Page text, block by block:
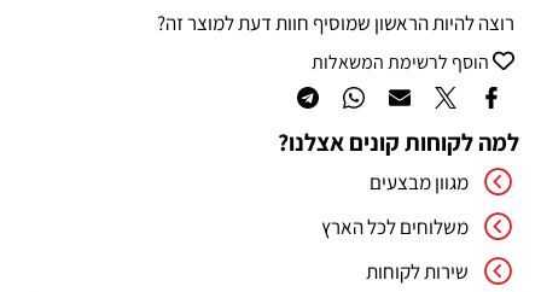
רוצה להיות הראשון שמוסיף חוות דעת למוצר זה?
הוסף לרשימת המשאלות
למה לקוחות קונים אצלנו?
מגוון מבצעים
משלוחים לכל הארץ
שירות לקוחות